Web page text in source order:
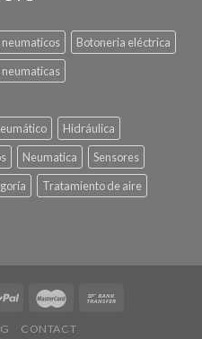
Botoneria eléctrica
Hidráulica
Neumatica
Sensores
Tratamiento de aire
CONTACT